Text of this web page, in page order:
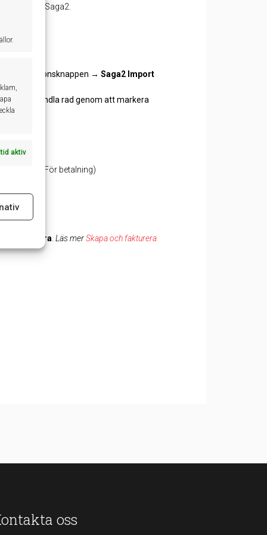
aktiv
till Saga2.
integrationsknappen → Saga2 Import
behandla rad genom att markera
nästa flik.(För betalning)
Redigera Läs merSkapa och fakturera
oss